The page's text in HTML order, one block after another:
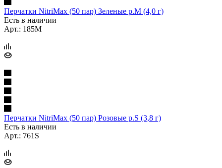
Перчатки NitriMax (50 пар) Зеленые р.M (4,0 г)
Есть в наличии
Арт.: 185M
Перчатки NitriMax (50 пар) Розовые р.S (3,8 г)
Есть в наличии
Арт.: 761S